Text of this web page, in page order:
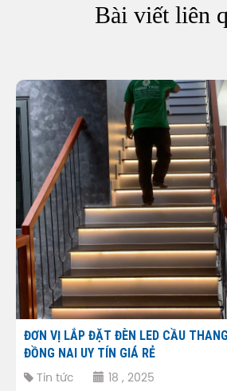
Bài viết liên
ĐƠN VỊ LẮP ĐẶT ĐÈN LED CẦU
ĐỒNG NAI UY TÍN GIÁ RẺ
Tin tức 18 , 2025